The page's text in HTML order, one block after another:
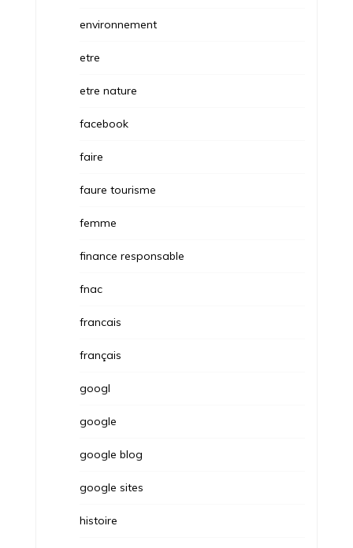
environnement
etre
etre nature
facebook
faire
faure tourisme
femme
finance responsable
fnac
francais
français
googl
google
google blog
google sites
histoire